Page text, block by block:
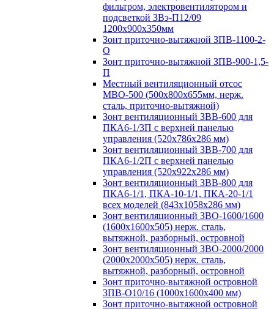
фильтром, электровентилятором и
подсветкой ЗВэ-П12/09
1200х900х350мм
Зонт приточно-вытяжной ЗПВ-1100-2-
О
Зонт приточно-вытяжной ЗПВ-900-1,5-
П
Местный вентиляционный отсос
МВО-500 (500х800х655мм, нерж.
сталь, приточно-вытяжной)
Зонт вентиляционный ЗВВ-600 для
ПКА6-1/3П с верхней панелью
управления (520х786х286 мм)
Зонт вентиляционный ЗВВ-700 для
ПКА6-1/2П с верхней панелью
управления (520х922х286 мм)
Зонт вентиляционный ЗВВ-800 для
ПКА6-1/1, ПКА-10-1/1, ПКА-20-1/1
всех моделей (843х1058х286 мм)
Зонт вентиляционный ЗВО-1600/1600
(1600х1600х505) нерж. сталь,
вытяжной, разборный, островной
Зонт вентиляционный ЗВО-2000/2000
(2000х2000х505) нерж. сталь,
вытяжной, разборный, островной
Зонт приточно-вытяжной островной
ЗПВ-О10/16 (1000х1600х400 мм)
Зонт приточно-вытяжной островной